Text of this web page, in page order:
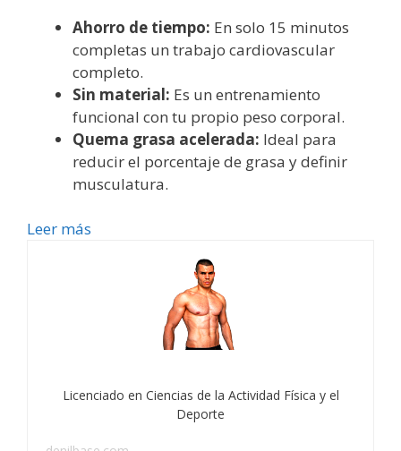
Ahorro de tiempo: En solo 15 minutos
completas un trabajo cardiovascular
completo.
Sin material: Es un entrenamiento
funcional con tu propio peso corporal.
Quema grasa acelerada: Ideal para
reducir el porcentaje de grasa y definir
musculatura.
Leer más
Licenciado en Ciencias de la Actividad Física y el
Deporte